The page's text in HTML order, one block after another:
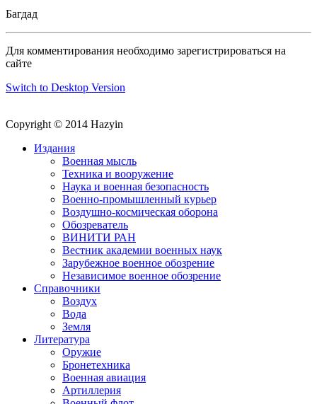
Багдад
Для комментирования необходимо зарегистрироваться на
сайте
Switch to Desktop Version
Copyright © 2014 Hazyin
Издания
Военная мысль
Техника и вооружение
Наука и военная безопасность
Военно-промышленный курьер
Воздушно-космическая оборона
Обозреватель
ВИНИТИ РАН
Вестник академии военных наук
Зарубежное военное обозрение
Независимое военное обозрение
Справочники
Воздух
Вода
Земля
Литература
Оружие
Бронетехника
Военная авиация
Артиллерия